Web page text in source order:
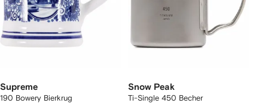
Supreme
190 Bowery Bierkrug
Snow Peak
Ti-Single 450 Becher